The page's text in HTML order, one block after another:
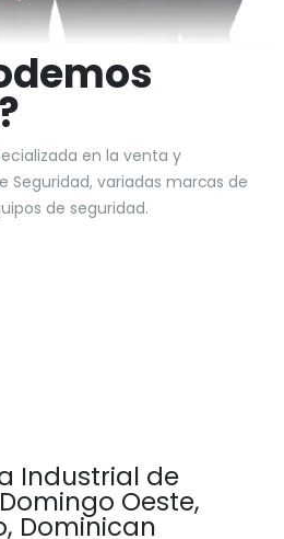
en la venta y
Seguridad, variadas marcas de
de seguridad.
Industrial de
Oeste,
Dominican